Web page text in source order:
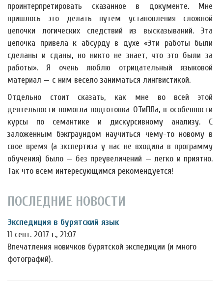
проинтерпретировать сказанное в документе. Мне
пришлось это делать путем установления сложной
цепочки логических следствий из высказываний. Эта
цепочка привела к абсурду в духе «Эти работы были
сделаны и сданы, но никто не знает, что это были за
работы». Я очень люблю отрицательный языковой
материал — с ним весело заниматься лингвистикой.
Отдельно стоит сказать, как мне во всей этой
деятельности помогла подготовка ОТиПЛа, в особенности
курсы по семантике и дискурсивному анализу. С
заложенным бэкграундом научиться чему-то новому в
свое время (а экспертиза у нас не входила в программу
обучения) было — без преувеличений — легко и приятно.
Так что всем интересующимся рекомендуется!
ПОСЛЕДНИЕ НОВОСТИ
Экспедиция в бурятский язык
11 сент. 2017 г., 21:07
Впечатления новичков бурятской экспедиции (и много
фотографий).